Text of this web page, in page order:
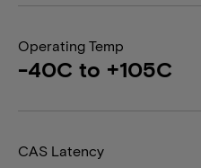
Operating Temp
-40C to +105C
CAS Latency